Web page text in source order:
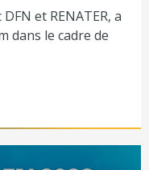
et RENATER, a
dans le cadre de